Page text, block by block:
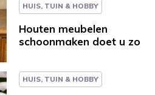
HUIS, TUIN & HOBBY
Houten meubelen
schoonmaken doet u zo
HUIS, TUIN & HOBBY